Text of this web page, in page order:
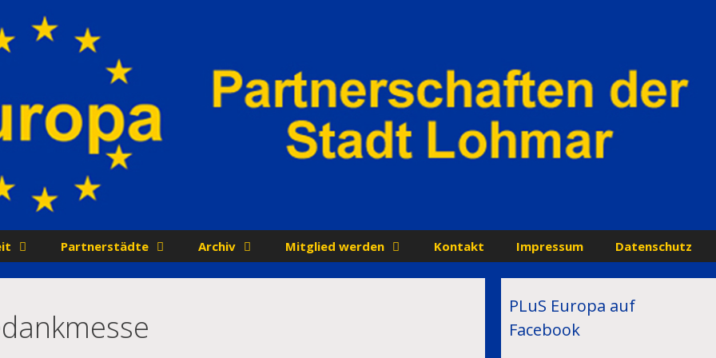
Partnerstädte Archiv Mitglied werden Kontakt Impressum Datenschutz
PLuS Europa auf
Facebook